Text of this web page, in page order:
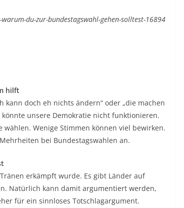
du-zur-bundestagswahl-gehen-solltest-16894
hilft
kann doch eh nichts ändern“ oder „die machen
unsere Demokratie nicht funktionieren.
Wenige Stimmen können viel bewirken.
bei Bundestagswahlen an.
erkämpft wurde. Es gibt Länder auf
Natürlich kann damit argumentiert werden,
für ein sinnloses Totschlagargument.